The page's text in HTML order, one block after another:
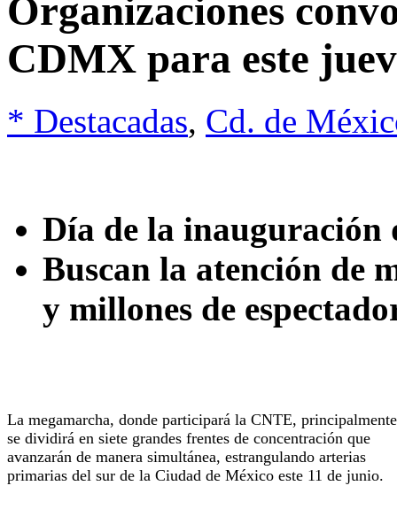
Organizaciones
CDMX para este
* Destacadas, Cd. de
Día de la
Buscan la atención de
y millones de
La megamarcha, donde participará la CNTE,
se dividirá en siete grandes frentes de concentración que
avanzarán de manera simultánea, estrangulando arterias
primarias del sur de la Ciudad de México este 11 de junio.